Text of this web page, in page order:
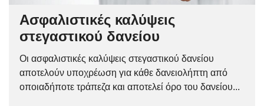
Ασφαλιστικές καλύψεις
στεγαστικού δανείου
Οι ασφαλιστικές καλύψεις στεγαστικού δανείου
αποτελούν υποχρέωση για κάθε δανειολήπτη από
οποιαδήποτε τράπεζα και αποτελεί όρο του δανείου...